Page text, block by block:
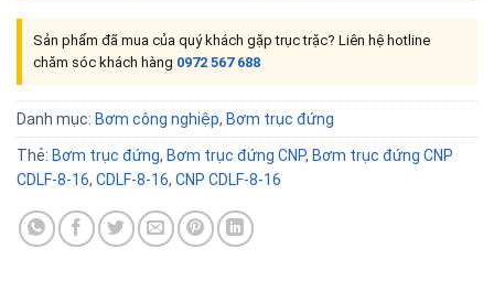
Sản phẩm đã mua của quý khách gặp trục trặc? Liên hệ hotline
chăm sóc khách hàng 0972 567 688
Danh mục: Bơm công nghiệp, Bơm trục đứng
Thẻ: Bơm trục đứng, Bơm trục đứng CNP, Bơm trục đứng CNP
CDLF-8-16, CDLF-8-16, CNP CDLF-8-16